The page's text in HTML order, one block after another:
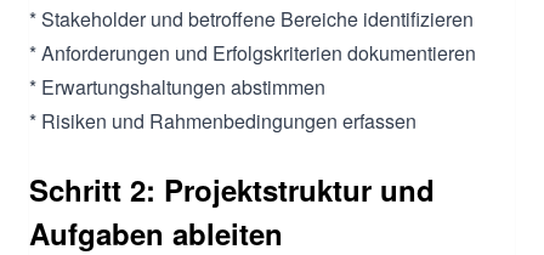
* Stakeholder und betroffene Bereiche identifizieren
* Anforderungen und Erfolgskriterien dokumentieren
* Erwartungshaltungen abstimmen
* Risiken und Rahmenbedingungen erfassen
Schritt 2: Projektstruktur und
Aufgaben ableiten